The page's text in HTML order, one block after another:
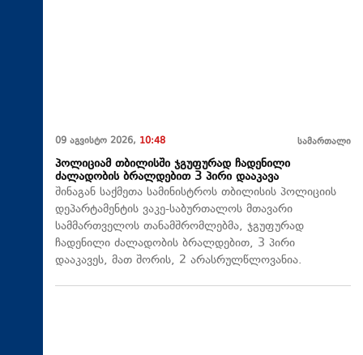
09 აგვისტო 2026, 10:48 სამართალი
პოლიციამ თბილისში ჯგუფურად ჩადენილი
ძალადობის ბრალდებით 3 პირი დააკავა
შინაგან საქმეთა სამინისტროს თბილისის პოლიციის
დეპარტამენტის ვაკე-საბურთალოს მთავარი
სამმართველოს თანამშრომლებმა, ჯგუფურად
ჩადენილი ძალადობის ბრალდებით, 3 პირი
დააკავეს, მათ შორის, 2 არასრულწლოვანია.